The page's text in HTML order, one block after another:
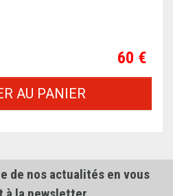
Prix
60 €
AU PANIER
de nos actualités en vous